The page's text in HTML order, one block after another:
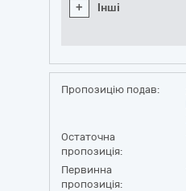
+ Інші
Пропозицію подав:
Остаточна
пропозиція:
Первинна
пропозиція: